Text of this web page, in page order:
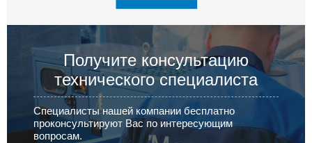
Получите консультацию
технического специалиста
Специалисты нашей компании бесплатно
проконсультируют Вас по интересующим
вопросам.